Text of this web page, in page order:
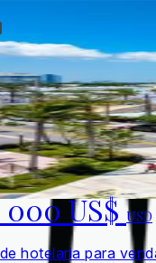
000 US$USD
hotelaria para